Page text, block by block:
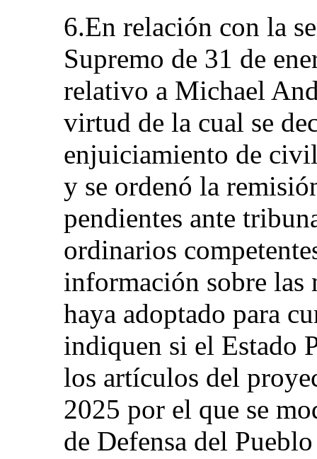
6.En relación con la
Supremo de 31 de
relativo a Michael
virtud de la cual se
enjuiciamiento de
y se ordenó la
pendientes ante
ordinarios
información sobre las
haya adoptado para
indiquen si el Estado
los artículos del
2025 por el que se
de Defensa del